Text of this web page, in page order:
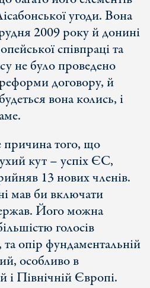
угоди. Вона
2009 року й донині
співпраці та
не було проведено
договору, й
вона колись, і
причина того, що
кут – успіх ЄС,
13 нових членів.
мав би включати
Його можна
голосів
опір фундаментальній
особливо в
і Північній Європі.